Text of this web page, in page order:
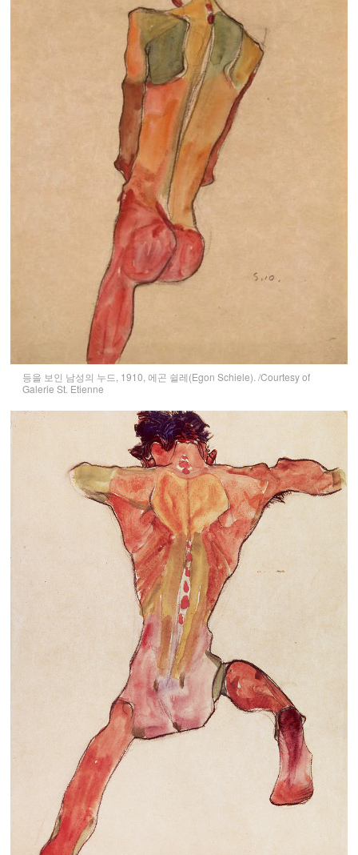
등을 보인 남성의 누드, 1910, 에곤 쉴레(Egon Schiele). /Courtesy of
Galerie St. Etienne